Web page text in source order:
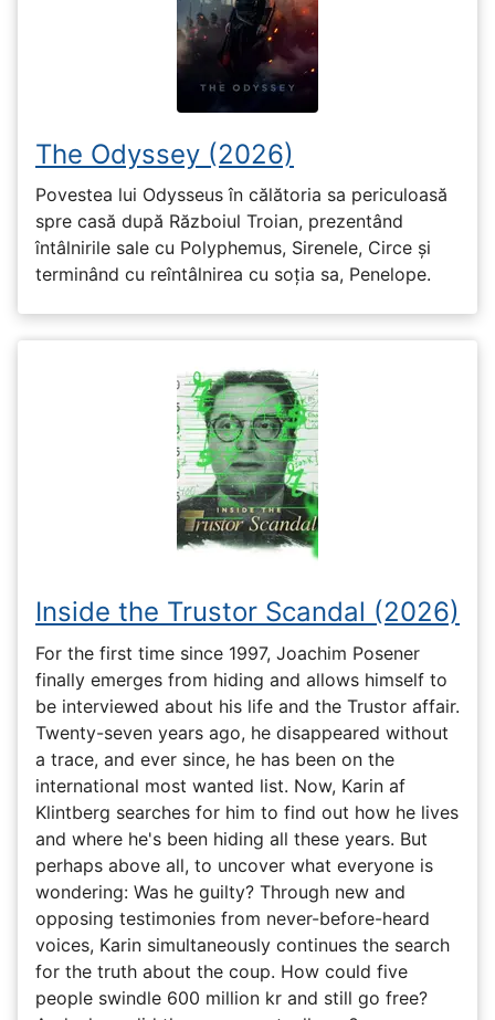
The Odyssey (2026)
Povestea lui Odysseus în călătoria sa periculoasă
spre casă după Războiul Troian, prezentând
întâlnirile sale cu Polyphemus, Sirenele, Circe și
terminând cu reîntâlnirea cu soția sa, Penelope.
Inside the Trustor Scandal (2026)
For the first time since 1997, Joachim Posener
finally emerges from hiding and allows himself to
be interviewed about his life and the Trustor affair.
Twenty-seven years ago, he disappeared without
a trace, and ever since, he has been on the
international most wanted list. Now, Karin af
Klintberg searches for him to find out how he lives
and where he's been hiding all these years. But
perhaps above all, to uncover what everyone is
wondering: Was he guilty? Through new and
opposing testimonies from never-before-heard
voices, Karin simultaneously continues the search
for the truth about the coup. How could five
people swindle 600 million kr and still go free?